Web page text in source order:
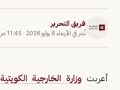
فريق التحرير
نُشر في الأربعاء 8 يوليو 2026 · 11:45 ص
أعربت وزارة الخارجية الكويتية